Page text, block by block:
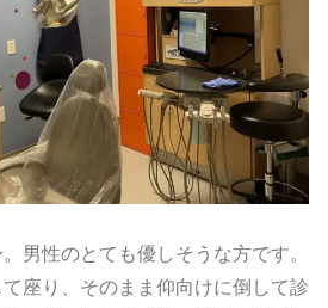
男性のとても優しそうな方です。
座り、そのまま仰向けに倒して診